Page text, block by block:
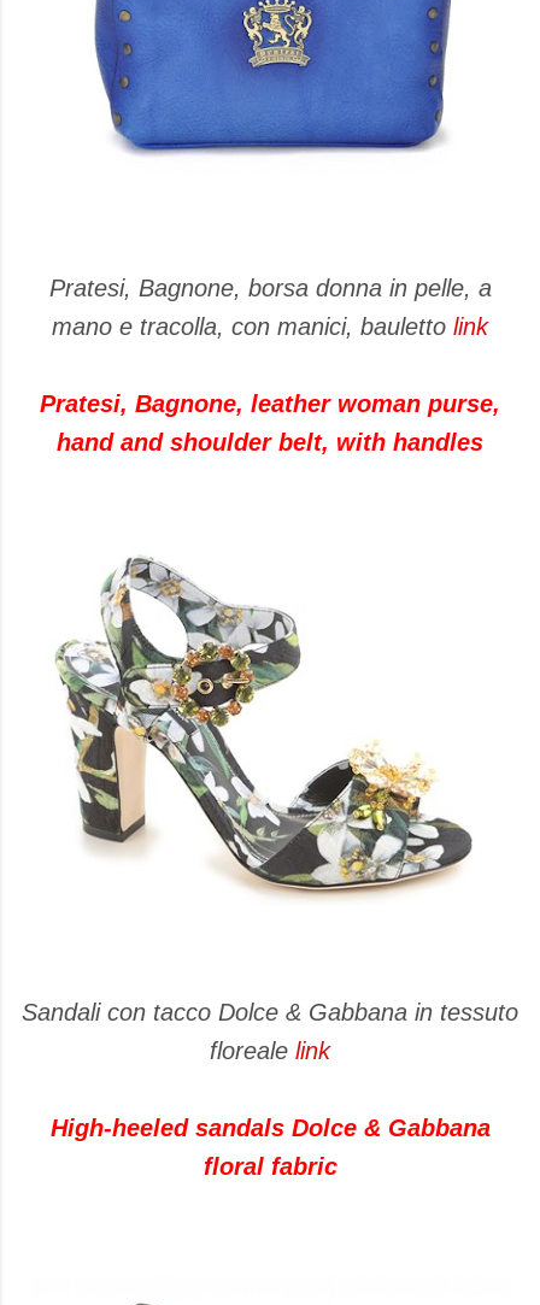
Pratesi, Bagnone, borsa donna in pelle, a
mano e tracolla, con manici, bauletto link
Pratesi, Bagnone, leather woman purse,
hand and shoulder belt, with handles
Sandali con tacco Dolce & Gabbana in tessuto
floreale link
High-heeled sandals Dolce & Gabbana
floral fabric